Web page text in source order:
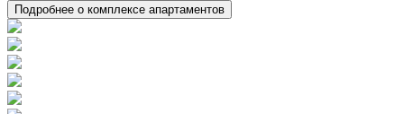
Подробнее о комплексе апартаментов